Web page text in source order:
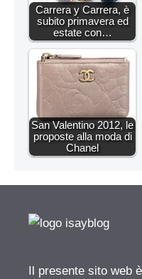
Carrera y Carrera, è
subito primavera ed
estate con…
San Valentino 2012, le
proposte alla moda di
Chanel
Il presente sito web